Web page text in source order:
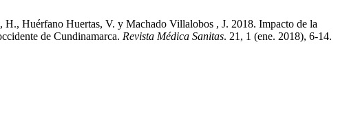
Huérfano Huertas, V. y Machado Villalobos , J. 2018. Impacto de la
de Cundinamarca. Revista Médica Sanitas. 21, 1 (ene. 2018), 6-14.